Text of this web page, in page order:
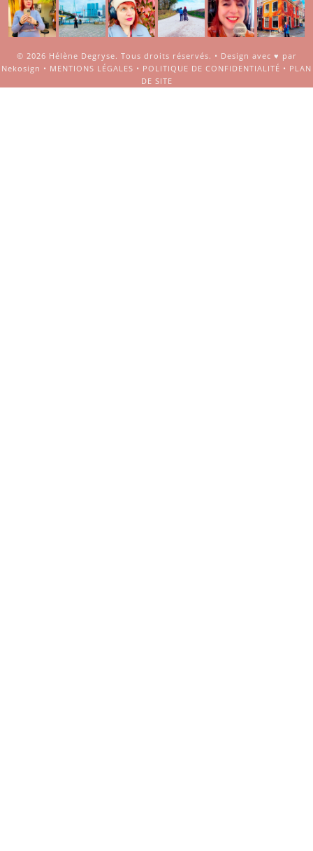
© 2026 Hélène Degryse. Tous droits réservés. • Design avec ♥ par
Nekosign • MENTIONS LÉGALES • POLITIQUE DE CONFIDENTIALITÉ • PLAN
DE SITE